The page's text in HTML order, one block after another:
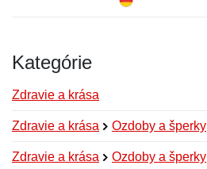
Kategórie
Zdravie a krása
Zdravie a krása Ozdoby a šperky
Zdravie a krása Ozdoby a šperky